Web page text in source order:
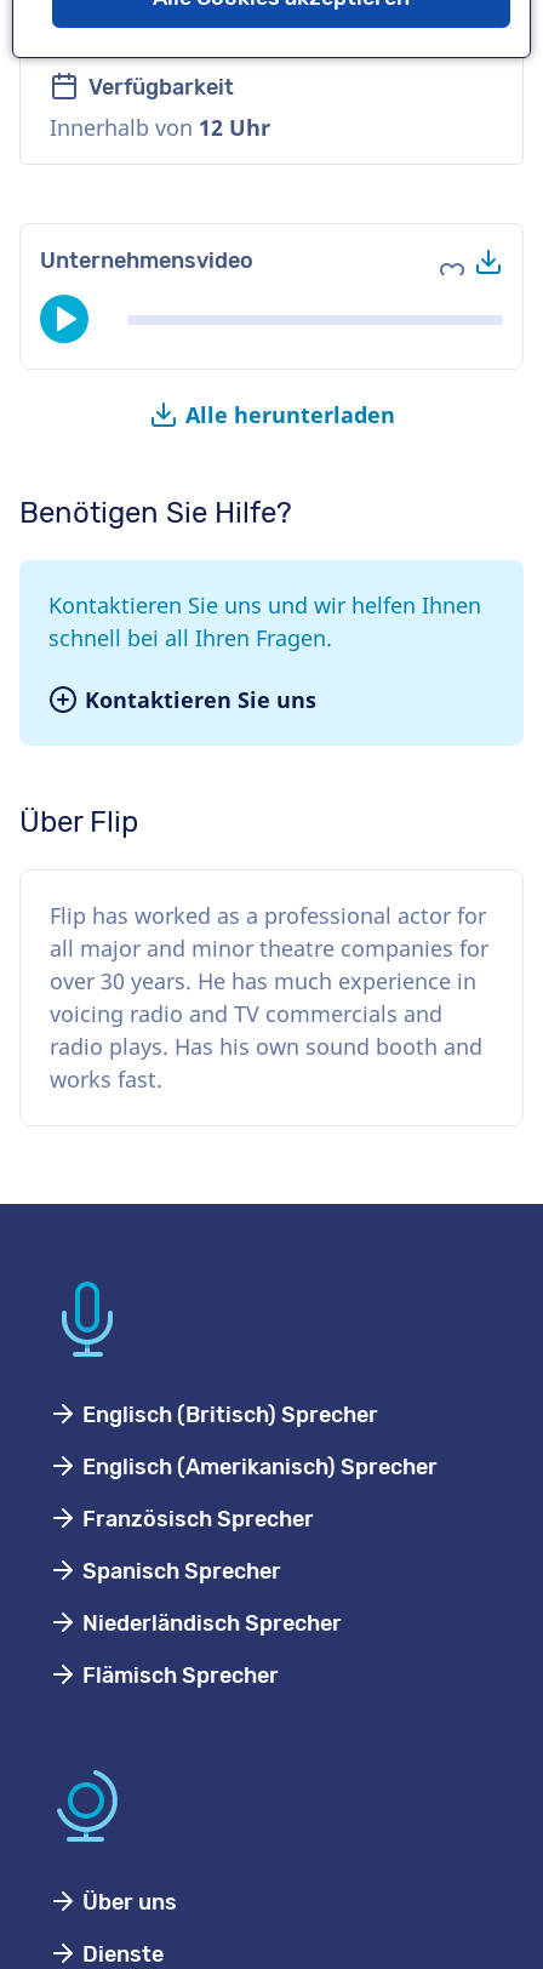
Zugänglich, Vielseitig, Zuverlässig
Verfügbarkeit
Innerhalb von 12 Uhr
Unternehmensvideo Zu
Alle herunterladen
Benötigen Sie Hilfe?
Kontaktieren Sie uns und wir helfen Ihnen
schnell bei all Ihren Fragen.
Kontaktieren Sie uns
Über Flip
Flip has worked as a professional actor for
all major and minor theatre companies for
over 30 years. He has much experience in
voicing radio and TV commercials and
radio plays. Has his own sound booth and
works fast.
Englisch (Britisch) Sprecher
Englisch (Amerikanisch) Sprecher
Französisch Sprecher
Spanisch Sprecher
Niederländisch Sprecher
Flämisch Sprecher
Über uns
Dienste